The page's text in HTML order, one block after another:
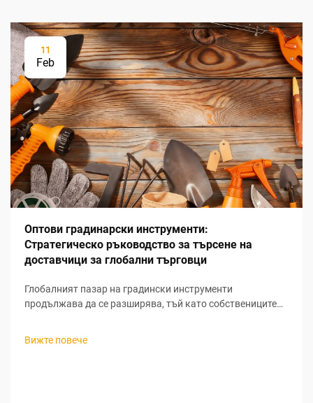
11
Feb
Оптови градинарски инструменти:
Стратегическо ръководство за търсене на
доставчици за глобални търговци
Глобалният пазар на градински инструменти
продължава да се разширява, тъй като собствениците
градинарството. За търговците, които търсят печеливши
Вижте повече